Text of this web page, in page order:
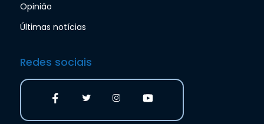
Opinião
Últimas notícias
Redes sociais